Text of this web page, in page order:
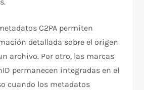
C2PA permiten
detallada sobre el origen
archivo. Por otro, las marcas
permanecen integradas en el
cuando los metadatos